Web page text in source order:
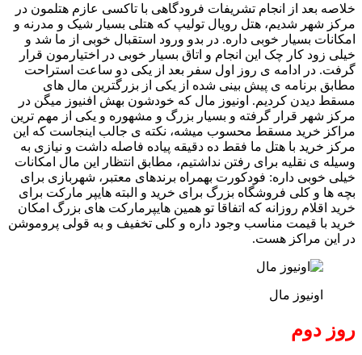
خلاصه بعد از انجام تشریفات فرودگاهی با تاکسی عازم هتلمون در
مرکز شهر شدیم، هتل رویال تولیپ که هتلی بسیار شیک و مدرنه و
امکانات بسیار خوبی داره. در بدو ورود استقبال خوبی از ما شد و
خیلی زود کار چک این انجام و اتاق بسیار خوبی در اختیارمون قرار
گرفت. در ادامه ی روز اول سفر بعد از یکی دو ساعت استراحت
مطابق برنامه ی پیش بینی شده از یکی از بزرگترین مال های
مسقط دیدن کردیم. اونیوز مال که خودشون بهش افنیوز میگن در
مرکز شهر قرار گرفته و بسیار بزرگ و مشهوره و یکی از مهم ترین
مراکز خرید مسقط محسوب میشه، نکته ی جالب اینجاست که این
مرکز خرید با هتل ما فقط ده دقیقه پیاده فاصله داشت و نیازی به
وسیله ی نقلیه برای رفتن نداشتیم، مطابق انتظار این مال امکانات
خیلی خوبی داره: فودکورت بهمراه برندهای معتبر، شهربازی برای
بچه ها و کلی فروشگاه بزرگ برای خرید و البته هایپر مارکت برای
خرید اقلام روزانه که اتفاقا تو همین هایپرمارکت های بزرگ امکان
خرید با قیمت مناسب وجود داره و کلی تخفیف و به قولی پروموشن
در این مراکز هست.
اونیوز مال
روز دوم